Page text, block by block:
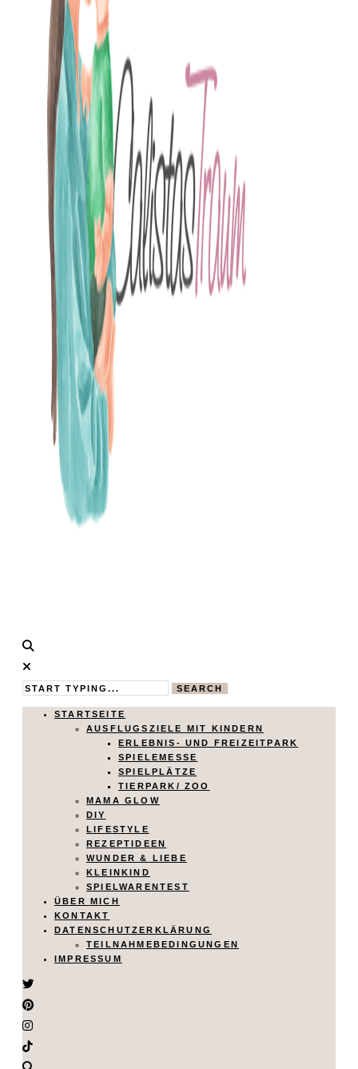
Calistas
Traum
MAMABLOG
SEARCH
STARTSEITE
AUSFLUGSZIELE MIT KINDERN
ERLEBNIS- UND FREIZEITPARK
SPIELEMESSE
SPIELPLÄTZE
TIERPARK/ ZOO
MAMA GLOW
DIY
LIFESTYLE
REZEPTIDEEN
WUNDER & LIEBE
KLEINKIND
SPIELWARENTEST
ÜBER MICH
KONTAKT
DATENSCHUTZERKLÄRUNG
TEILNAHMEBEDINGUNGEN
IMPRESSUM